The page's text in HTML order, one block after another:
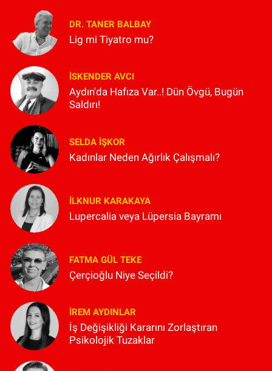
DR. TANER BALBAY
Lig mi Tiyatro mu?
İSKENDER AVCI
Aydın'da Hafıza Var..! Dün Övgü, Bugün
Saldırı!
SELDA İŞKOR
Kadınlar Neden Ağırlık Çalışmalı?
İLKNUR KARAKAYA
Lupercalia veya Lüpersia Bayramı
FATMA GÜL TEKE
Çerçioğlu Niye Seçildi?
İREM AYDINLAR
İş Değişikliği Kararını Zorlaştıran
Psikolojik Tuzaklar